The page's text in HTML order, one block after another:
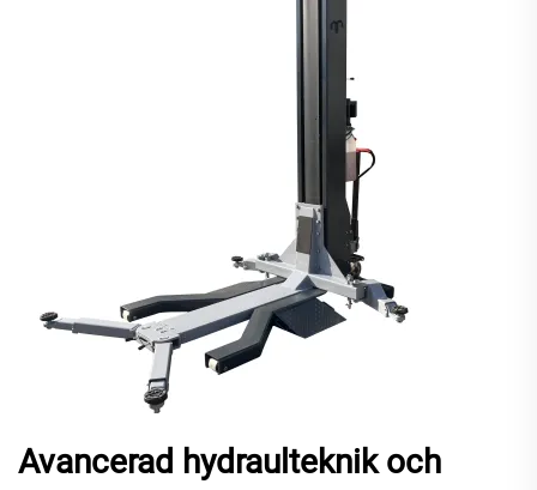
Avancerad hydraulteknik och